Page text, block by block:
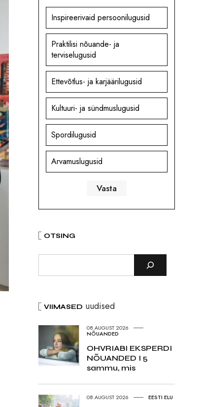
Inspireerivaid persoonilugusid
Praktilisi nõuande- ja
terviselugusid
Ettevõtlus- ja karjäärilugusid
Kultuuri- ja sündmuslugusid
Spordilugusid
Arvamuslugusid
OTSING
VIIMASED uudised
08.AUGUST 2026
NÕUANDED
OHVRIABI EKSPERDI
NÕUANDED I 5
sammu, mis
08.AUGUST 2026 EESTI ELU